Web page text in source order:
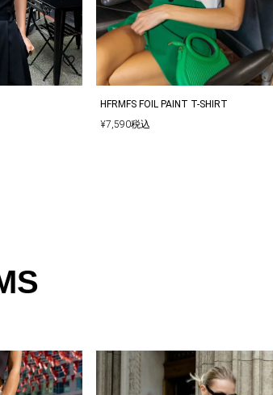
HFRMFS FOIL PAINT T-SHIRT
¥7,590税込